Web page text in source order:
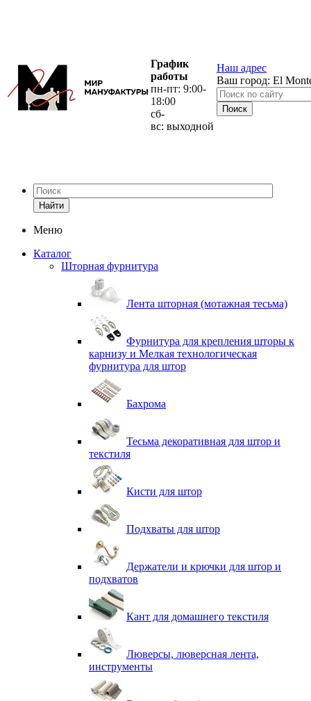
График
работы
пн-пт: 9:00-
18:00
сб-
вс: выходной
Наш адрес
Ваш город: El
Найти
Меню
Каталог
Шторная фурнитура
Лента шторная (мотажная тесьма)
Фурнитура для крепления шторы к
карнизу и Мелкая технологическая
фурнитура для штор
Бахрома
Тесьма декоративная для штор и
текстиля
Кисти для штор
Подхваты для штор
Держатели и крючки для штор и
подхватов
Кант для домашнего текстиля
Люверсы, люверсная лента,
инструменты